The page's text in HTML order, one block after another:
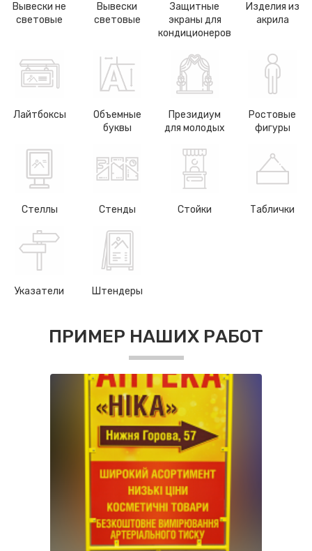
Вывески не
световые
Вывески
световые
Защитные
экраны для
кондиционеров
Изделия из
акрила
Лайтбоксы
Объемные
буквы
Президиум
для молодых
Ростовые
фигуры
Стеллы Стенды Стойки Таблички
Указатели Штендеры
ПРИМЕР НАШИХ РАБОТ